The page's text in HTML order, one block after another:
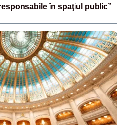
în spaţiul public”